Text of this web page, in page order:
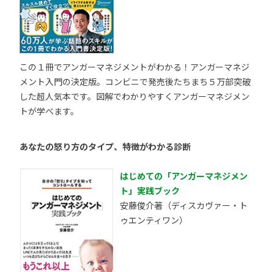
この１冊でアンガーマネジメントがわかる！アンガーマネジ
メント入門の決定版。コンビニで発売後たちまち５万部突破
した超人気本です。図解でわかりやすくアンガーマネジメン
トが学べます。
あなたの怒り方のタイプ、特徴がわかる診断
はじめての「アンガーマネジメン
ト」実践ブック
安藤俊介著（ディスカヴァー・ト
ゥエンティワン）